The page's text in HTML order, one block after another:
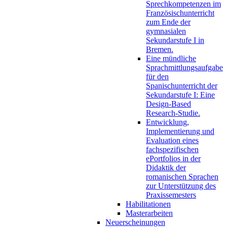
Sprechkompetenzen im
Französischunterricht
zum Ende der
gymnasialen
Sekundarstufe I in
Bremen.
Eine mündliche
Sprachmittlungsaufgabe
für den
Spanischunterricht der
Sekundarstufe I: Eine
Design-Based
Research-Studie.
Entwicklung,
Implementierung und
Evaluation eines
fachspezifischen
ePortfolios in der
Didaktik der
romanischen Sprachen
zur Unterstützung des
Praxissemesters
Habilitationen
Masterarbeiten
Neuerscheinungen